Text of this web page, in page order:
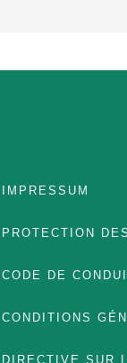
IMPRESSUM
PROTECTION
CODE DE
CONDITIONS
DIRECTIVE SUR